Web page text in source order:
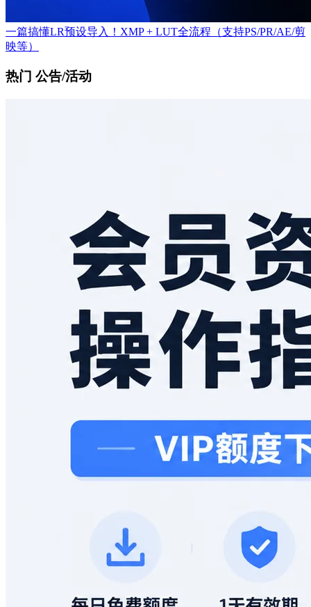
一篇搞懂LR预设导入！XMP + LUT全流程（支持PS/PR/AE/剪
映等）
热门 公告/活动